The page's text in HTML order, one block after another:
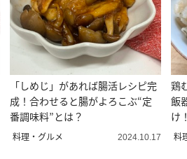
「しめじ」があれば腸活レシピ完
成！合わせると腸がよろこぶ“定
番調味料”とは？
料理・グルメ 2024.10.17
鶏
飯
け
時
料